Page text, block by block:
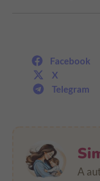
Facebook
X
Telegram
A